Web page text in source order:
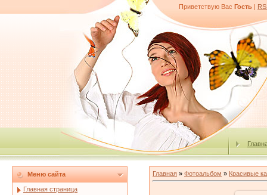
Приветствую Вас Гость |
Меню сайта
Главная страница
Главная » Фотоальбом » Красивые